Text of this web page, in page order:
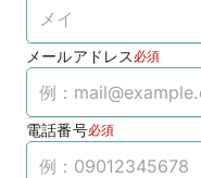
メールアドレス 必須
電話番号必須